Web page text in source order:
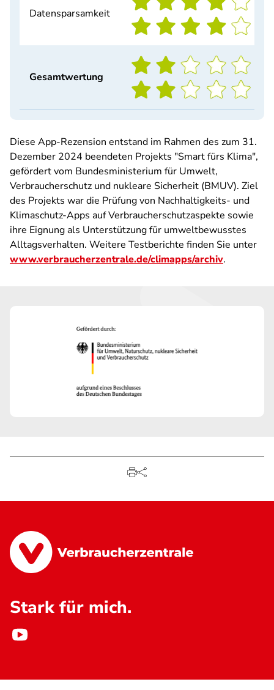
Datensparsamkeit
Gesamtwertung
Diese App-Rezension entstand im Rahmen des zum 31.
Dezember 2024 beendeten Projekts "Smart fürs Klima",
gefördert vom Bundesministerium für Umwelt,
Verbraucherschutz und nukleare Sicherheit (BMUV). Ziel
des Projekts war die Prüfung von Nachhaltigkeits- und
Klimaschutz-Apps auf Verbraucherschutzaspekte sowie
ihre Eignung als Unterstützung für umweltbewusstes
Alltagsverhalten. Weitere Testberichte finden Sie unter
www.verbraucherzentrale.de/climapps/archiv.
Stark für mich.